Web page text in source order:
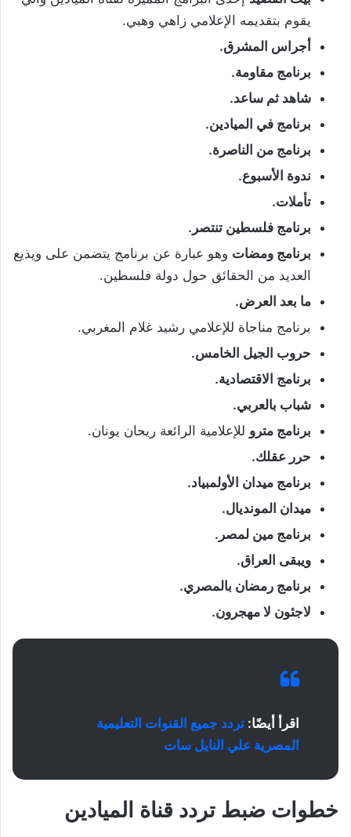
يقوم بتقديمه الإعلامي زاهي وهبي.
أجراس المشرق.
برنامج مقاومة.
شاهد ثم ساعد.
برنامج في الميادين.
برنامج من الناصرة.
ندوة الأسبوع.
تأملات.
برنامج فلسطين تنتصر.
برنامج ومضات وهو عبارة عن برنامج يتضمن على ويذيع
العديد من الحقائق حول دولة فلسطين.
ما بعد العرض.
برنامج مناجاة للإعلامي رشيد غلام المغربي.
حروب الجيل الخامس.
برنامج الاقتصادية.
شباب بالعربي.
برنامج مترو للإعلامية الرائعة ريحان يونان.
حرر عقلك.
برنامج ميدان الأولمبياد.
ميدان المونديال.
برنامج مين لمصر.
ويبقى العراق.
برنامج رمضان بالمصري.
لاجئون لا مهجرون.
اقرأ أيضًا: تردد جميع القنوات التعليمية
المصرية علي النايل سات
خطوات ضبط تردد قناة الميادين